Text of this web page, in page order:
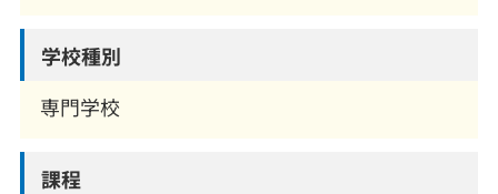
学校種別
専門学校
課程